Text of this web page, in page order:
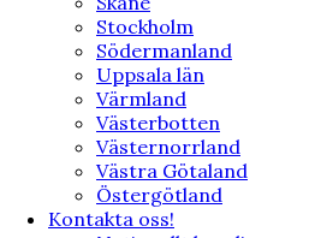
Stockholm
Södermanland
Uppsala län
Värmland
Västerbotten
Västernorrland
Västra Götaland
Östergötland
Kontakta oss!